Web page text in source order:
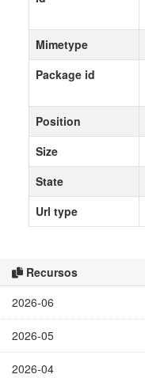
Recursos
2026-06
2026-05
2026-04
Mimetype
Package id
Position
Size
State
Url type